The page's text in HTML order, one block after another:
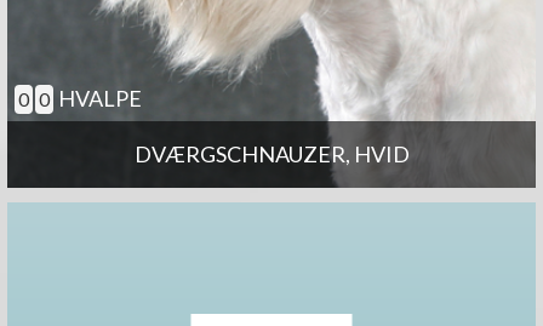
DVÆRGSCHNAUZER, HVID
0 0 HVALPE